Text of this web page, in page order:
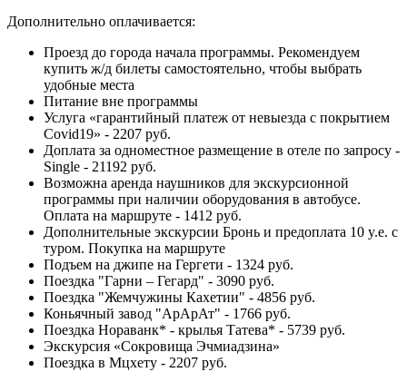
Дополнительно оплачивается:
Проезд до города начала программы. Рекомендуем
купить ж/д билеты самостоятельно, чтобы выбрать
удобные места
Питание вне программы
Услуга «гарантийный платеж от невыезда с покрытием
Covid19» - 2207 руб.
Доплата за одноместное размещение в отеле по запросу -
Single - 21192 руб.
Возможна аренда наушников для экскурсионной
программы при наличии оборудования в автобусе.
Оплата на маршруте - 1412 руб.
Дополнительные экскурсии Бронь и предоплата 10 y.e. с
туром. Покупка на маршруте
Подъем на джипе на Гергети - 1324 руб.
Поездка "Гарни – Гегард" - 3090 руб.
Поездка "Жемчужины Кахетии" - 4856 руб.
Коньячный завод "АрАрАт" - 1766 руб.
Поездка Нораванк* - крылья Татева* - 5739 руб.
Экскурсия «Сокровища Эчмиадзина»
Поездка в Мцхету - 2207 руб.